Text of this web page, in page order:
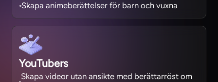
Skapa animeberättelser för barn och vuxna
YouTubers
Skapa videor utan ansikte med berättarröst om